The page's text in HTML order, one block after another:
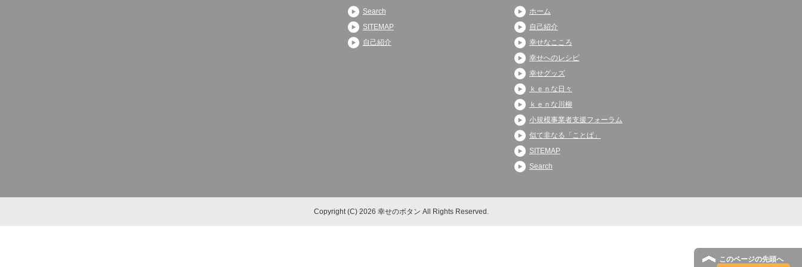
Search
SITEMAP
自己紹介
ホーム
自己紹介
幸せなこころ
幸せへのレシピ
幸せグッズ
ｋｅｎな日々
ｋｅｎな川柳
小規模事業者支援フォーラム
似て非なる「ことば」
SITEMAP
Search
Copyright (C) 2026 幸せのボタン All Rights Reserved.
このページの先頭へ